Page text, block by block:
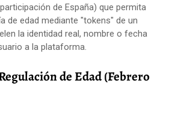
de España) que permita
de edad mediante "tokens" de un
la identidad real, nombre o fecha
a la plataforma.
de Edad (Febrero